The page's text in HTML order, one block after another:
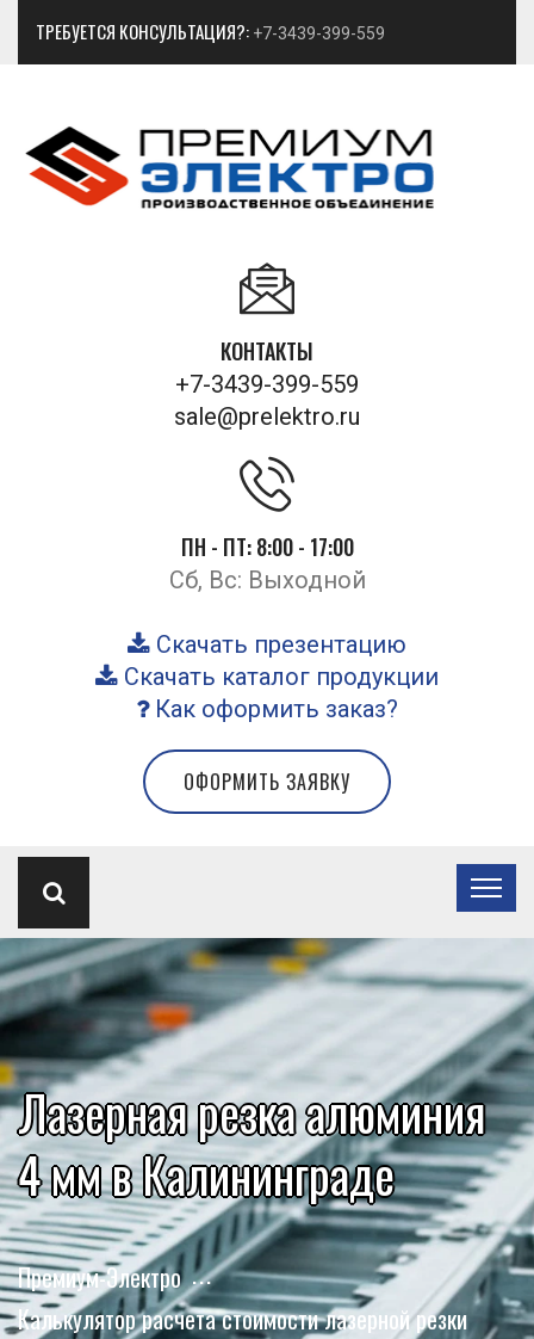
ТРЕБУЕТСЯ КОНСУЛЬТАЦИЯ?: +7-3439-399-559
КОНТАКТЫ
+7-3439-399-559
sale@prelektro.ru
ПН - ПТ: 8:00 - 17:00
Сб, Вс: Выходной
Скачать презентацию
Скачать каталог продукции
Как оформить заказ?
ОФОРМИТЬ ЗАЯВКУ
Лазерная резка алюминия
4 мм в Калининграде
Премиум-Электро
Калькулятор расчета стоимости лазерной резки